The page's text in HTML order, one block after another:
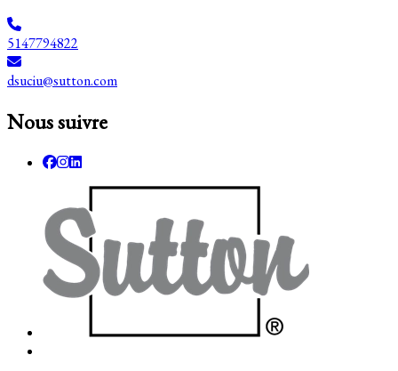
5147794822
dsuciu@sutton.com
Nous suivre